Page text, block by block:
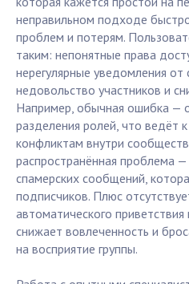
неправильном подходе
проблем и потерям.
таким: непонятные права
нерегулярные уведомления
недовольство участников и
Например, обычная ошибка —
разделения ролей, что ведёт
конфликтам внутри
распространённая проблема
спамерских сообщений,
подписчиков. Плюс
автоматического
снижает вовлеченность и
на восприятие группы.